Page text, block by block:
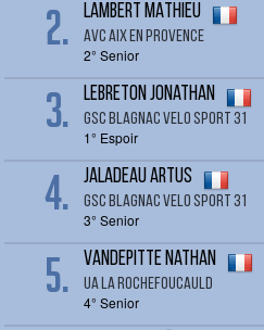
2. LAMBERT MATHIEU
AVC AIX EN PROVENCE
2° Senior
3. LEBRETON Jonathan
GSC BLAGNAC VELO SPORT 31
1° Espoir
4. JALADEAU Artus
GSC BLAGNAC VELO SPORT 31
3° Senior
5. VANDEPITTE Nathan
UA LA ROCHEFOUCAULD
4° Senior